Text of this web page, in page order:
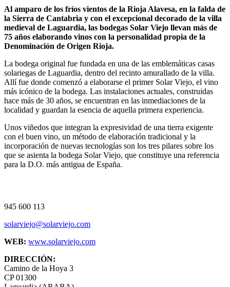
Al amparo de los fríos vientos de la Rioja Alavesa, en la falda de
la Sierra de Cantabria y con el excepcional decorado de la villa
medieval de Laguardia, las bodegas Solar Viejo llevan más de
75 años elaborando vinos con la personalidad propia de la
Denominación de Origen Rioja.
La bodega original fue fundada en una de las emblemáticas casas
solariegas de Laguardia, dentro del recinto amurallado de la villa.
Allí fue donde comenzó a elaborarse el primer Solar Viejo, el vino
más icónico de la bodega. Las instalaciones actuales, construidas
hace más de 30 años, se encuentran en las inmediaciones de la
localidad y guardan la esencia de aquella primera experiencia.
Unos viñedos que integran la expresividad de una tierra exigente
con el buen vino, un método de elaboración tradicional y la
incorporación de nuevas tecnologías son los tres pilares sobre los
que se asienta la bodega Solar Viejo, que constituye una referencia
para la D.O. más antigua de España.
945 600 113
solarviejo@solarviejo.com
WEB: www.solarviejo.com
DIRECCIÓN:
Camino de la Hoya 3
CP 01300